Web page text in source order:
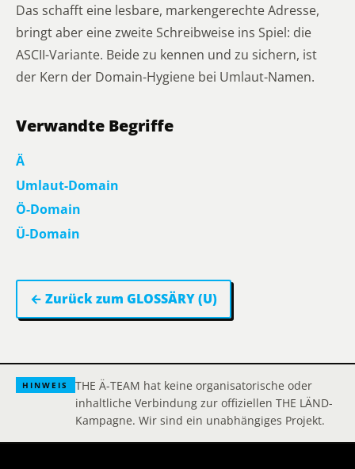
Das schafft eine lesbare, markengerechte Adresse,
bringt aber eine zweite Schreibweise ins Spiel: die
ASCII-Variante. Beide zu kennen und zu sichern, ist
der Kern der Domain-Hygiene bei Umlaut-Namen.
Verwandte Begriffe
Ä
Umlaut-Domain
Ö-Domain
Ü-Domain
← Zurück zum GLOSSÄRY (U)
HINWEIS
THE Ä-TEAM hat keine organisatorische oder
inhaltliche Verbindung zur offiziellen THE LÄND-
Kampagne. Wir sind ein unabhängiges Projekt.